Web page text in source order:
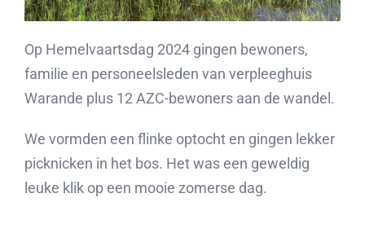
Op Hemelvaartsdag 2024 gingen bewoners,
familie en personeelsleden van verpleeghuis
Warande plus 12 AZC-bewoners aan de wandel.
We vormden een flinke optocht en gingen lekker
picknicken in het bos. Het was een geweldig
leuke klik op een mooie zomerse dag.